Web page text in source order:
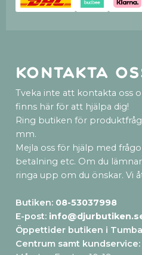
Kontakta
Tveka inte att kontakta oss
finns här för att hjälpa dig!
Ring butiken för
mm.
Mejla oss för hjälp med
betalning etc. Om du
ringa upp om du önskar. Vi
Butiken: 08-53037998
E-post:
Öppettider butiken i
Centrum samt kundservice: